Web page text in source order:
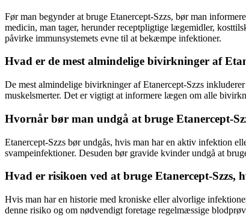
Før man begynder at bruge Etanercept-Szzs, bør man
medicin, man tager, herunder receptpligtige lægemidler,
påvirke immunsystemets evne til at bekæmpe infektioner.
Hvad er de mest almindelige bivirkninger af
De mest almindelige bivirkninger af Etanercept-Szzs
muskelsmerter. Det er vigtigt at informere lægen om alle
Hvornår bør man undgå at bruge Etanercept-
Etanercept-Szzs bør undgås, hvis man har en aktiv infektion
svampeinfektioner. Desuden bør gravide kvinder undgå at
Hvad er risikoen ved at bruge Etanercept-
Hvis man har en historie med kroniske eller alvorlige
denne risiko og om nødvendigt foretage regelmæssige